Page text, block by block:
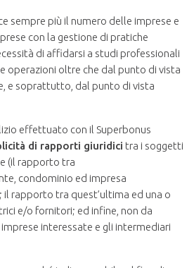
sempre più il numero delle imprese e
con la gestione di pratiche
di affidarsi a studi professionali
operazioni oltre che dal punto di vista
e soprattutto, dal punto di vista
effettuato con il Superbonus
di rapporti giuridici tra i soggetti
(il rapporto tra
condominio ed impresa
rapporto tra quest’ultima ed una o
e/o fornitori; ed infine, non da
interessate e gli intermediari